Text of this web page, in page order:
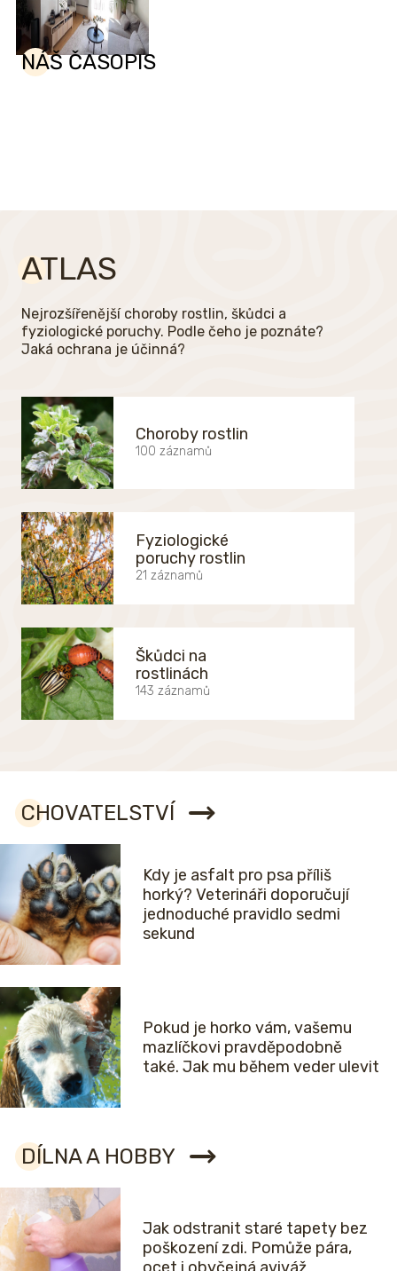
NÁŠ ČASOPIS
ATLAS
Nejrozšířenější choroby rostlin, škůdci a
fyziologické poruchy. Podle čeho je poznáte?
Jaká ochrana je účinná?
Choroby rostlin
100 záznamů
Fyziologické
poruchy rostlin
21 záznamů
Škůdci na
rostlinách
143 záznamů
CHOVATELSTVÍ
Kdy je asfalt pro psa příliš
horký? Veterináři doporučují
jednoduché pravidlo sedmi
sekund
Pokud je horko vám, vašemu
mazlíčkovi pravděpodobně
také. Jak mu během veder ulevit
DÍLNA A HOBBY
Jak odstranit staré tapety bez
poškození zdi. Pomůže pára,